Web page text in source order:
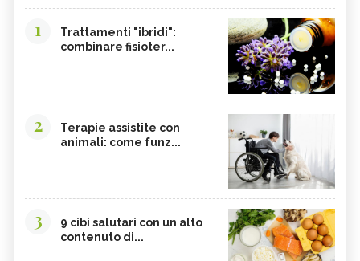
1
Trattamenti "ibridi":
combinare fisioter...
2
Terapie assistite con
animali: come funz...
3
9 cibi salutari con un alto
contenuto di...